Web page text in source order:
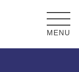
MENU